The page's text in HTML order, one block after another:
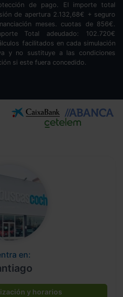
de pago. El importe total
de apertura 2.132,68€ + seguro
meses. cuotas de 856€.
Total adeudado: 102.720€
facilitados en cada simulación
y no sustituye a las condiciones
si este fuera concedido.
en:
y horarios